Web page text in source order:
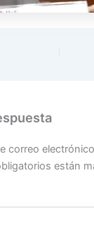
correo
están